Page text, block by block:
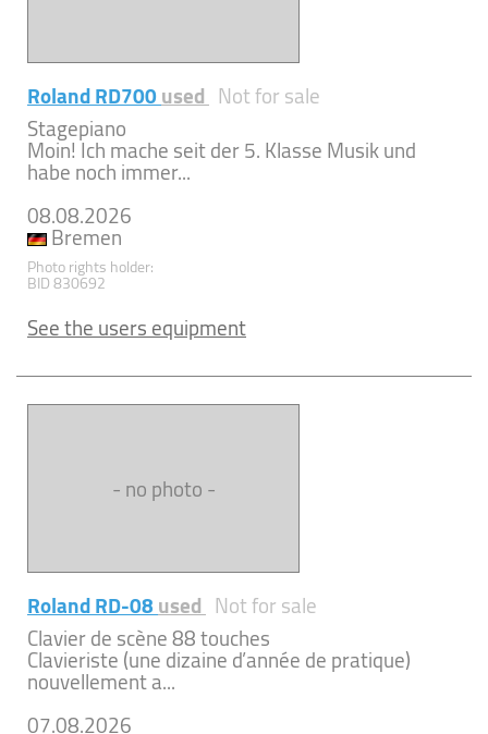
Roland RD700used Not for sale
Stagepiano
Moin! Ich mache seit der 5. Klasse Musik und
habe noch immer...
08.08.2026
Bremen
Photo rights holder:
BID 830692
See the users equipment
- no photo -
Roland RD-08used Not for sale
Clavier de scène 88 touches
Clavieriste (une dizaine d’année de pratique)
nouvellement a...
07.08.2026